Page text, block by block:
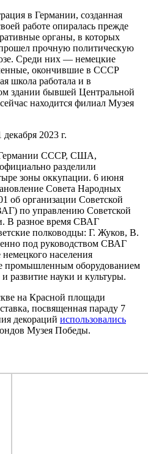
в Германии, созданная
работе опиралась прежде
органы, в которых
прочную политическую
Среди них — немецкие
окончившие в СССР
школа работала и в
здании бывшей Центральной
находится филиал Музея
2023 г.
Германии СССР, США,
разделили
зоны оккупации. 6 июня
Совета Народных
об организации Советской
по управлению Советской
В разное время СВАГ
полководцы: Г. Жуков, В.
под руководством СВАГ
населения
промышленным оборудованием
развитие науки и культуры.
на Красной площади
посвященная параду 7
декораций использовались
Музея Победы.